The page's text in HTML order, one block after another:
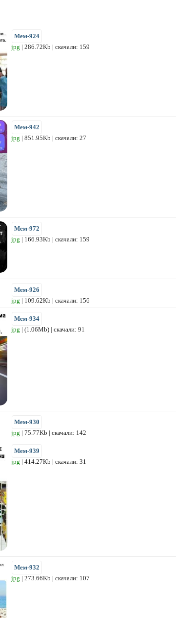
Мем-924
jpg | 286.72Kb | скачали: 159
Мем-942
jpg | 851.95Kb | скачали: 27
Мем-972
jpg | 166.93Kb | скачали: 159
Мем-926
jpg | 109.62Kb | скачали: 156
Мем-934
jpg | (1.06Mb) | скачали: 91
Мем-930
jpg | 75.77Kb | скачали: 142
Мем-939
jpg | 414.27Kb | скачали: 31
Мем-932
jpg | 273.66Kb | скачали: 107